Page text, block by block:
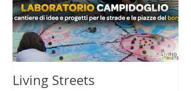
Living Streets